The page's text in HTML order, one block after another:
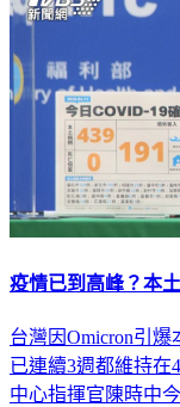
疫情已到高峰？本
台灣因Omicron引
已連續3週都維持在
中心指揮官陳時中